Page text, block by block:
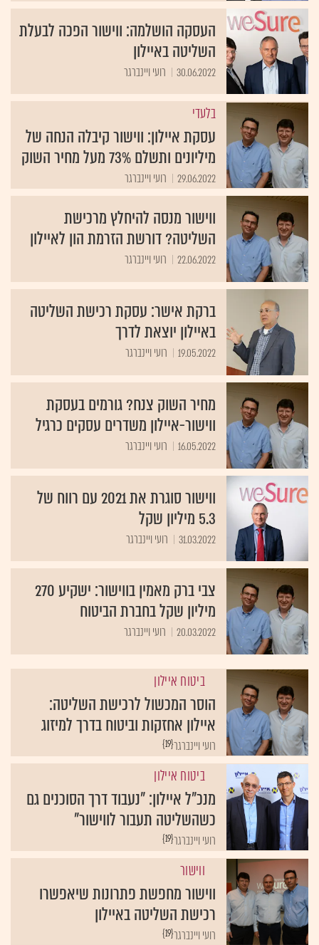
העסקה הושלמה: ווישור הפכה לבעלת
השליטה באיילון
30.06.2022 רועי ויינברגר
בלעדי
עסקת איילון: ווישור קיבלה הנחה של
מיליונים ותשלם 73% מעל מחיר השוק
29.06.2022 רועי ויינברגר
ווישור מנסה להיחלץ מרכישת
השליטה? דורשת הזרמת הון לאיילון
22.06.2022 רועי ויינברגר
ברקת אישר: עסקת רכישת השליטה
באיילון יוצאת לדרך
19.05.2022 רועי ויינברגר
מחיר השוק צנח? גורמים בעסקת
ווישור-איילון משדרים עסקים כרגיל
16.05.2022 רועי ויינברגר
ווישור סוגרת את 2021 עם רווח של
5.3 מיליון שקל
31.03.2022 רועי ויינברגר
צבי ברק מאמין בווישור: ישקיע 270
מיליון שקל בחברת הביטוח
20.03.2022 רועי ויינברגר
ביטוח איילון
הוסר המכשול לרכישת השליטה:
איילון אחזקות וביטוח בדרך למיזוג
{19}רועי ויינברגר
ביטוח איילון
מנכ"ל איילון: "נעבוד דרך הסוכנים גם
כשהשליטה תעבור לווישור"
{19}רועי ויינברגר
ווישור
ווישור מחפשת פתרונות שיאפשרו
רכישת השליטה באיילון
{19}רועי ויינברגר